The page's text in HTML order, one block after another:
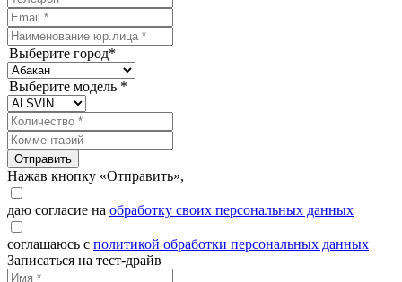
Выберите город*
Выберите модель *
Отправить
Нажав кнопку «Отправить»,
даю согласие на обработку своих персональных данных
соглашаюсь с политикой обработки персональных данных
Записаться на тест-драйв